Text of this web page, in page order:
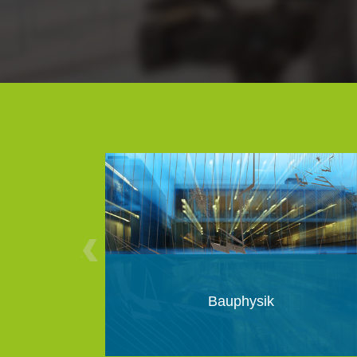
Bauphysik
Bauphysik (M.Sc.)
6 Semester | 90 ECTS
Sprache: Deutsch